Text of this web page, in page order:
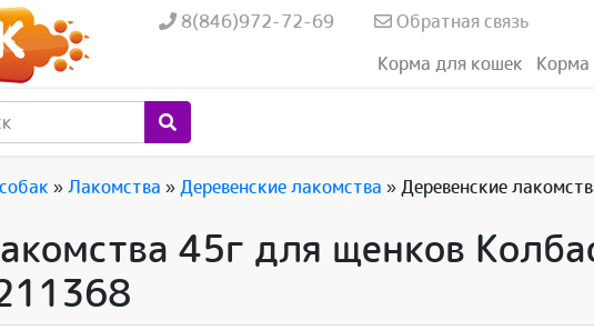
8(846)972-72-69
Обратная связь
Корма для кошек
Корма
»Лакомства »Деревенские лакомства »Деревенские
45г для щенков